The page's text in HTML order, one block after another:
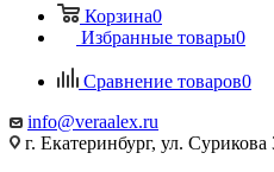
Корзина0
Избранные товары0
Сравнение товаров0
info@veraalex.ru
г. Екатеринбург, ул. Сурикова